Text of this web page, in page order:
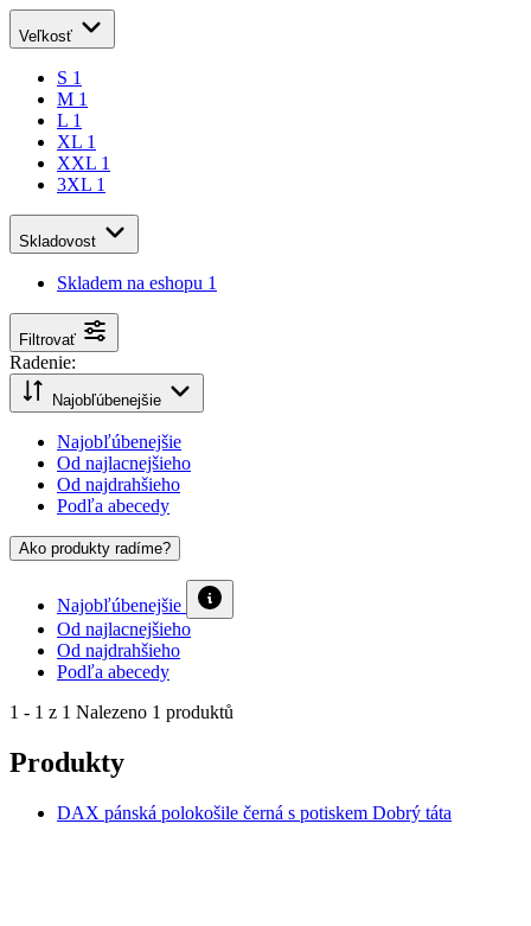
L 1
XL
1
XXL 1
3XL
Skladovost
Skladem na eshopu
Filtrovať
Radenie:
Najobľúbenejšie
Najobľúbenejšie
Od najlacnejšieho
Od najdrahšieho
Podľa abecedy
Ako produkty radíme?
Najobľúbenejšie
Od najlacnejšieho
Od najdrahšieho
Podľa abecedy
1 - 1 z 1 Nalezeno 1 produktů
Produkty
DAX pánská polokošile černá s potiskem Dobrý táta